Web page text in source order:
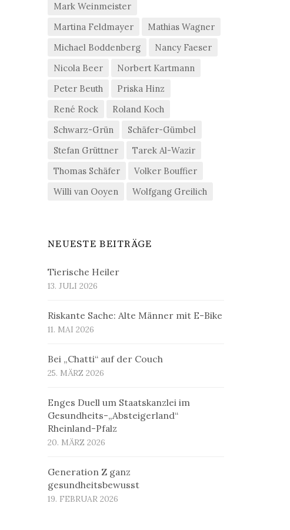
Mark Weinmeister
Martina Feldmayer
Mathias Wagner
Michael Boddenberg
Nancy Faeser
Nicola Beer
Norbert Kartmann
Peter Beuth
Priska Hinz
René Rock
Roland Koch
Schwarz-Grün
Schäfer-Gümbel
Stefan Grüttner
Tarek Al-Wazir
Thomas Schäfer
Volker Bouffier
Willi van Ooyen
Wolfgang Greilich
NEUESTE BEITRÄGE
Tierische Heiler
13. JULI 2026
Riskante Sache: Alte Männer mit E-Bike
11. MAI 2026
Bei „Chatti“ auf der Couch
25. MÄRZ 2026
Enges Duell um Staatskanzlei im
Gesundheits-„Absteigerland“
Rheinland-Pfalz
20. MÄRZ 2026
Generation Z ganz
gesundheitsbewusst
19. FEBRUAR 2026